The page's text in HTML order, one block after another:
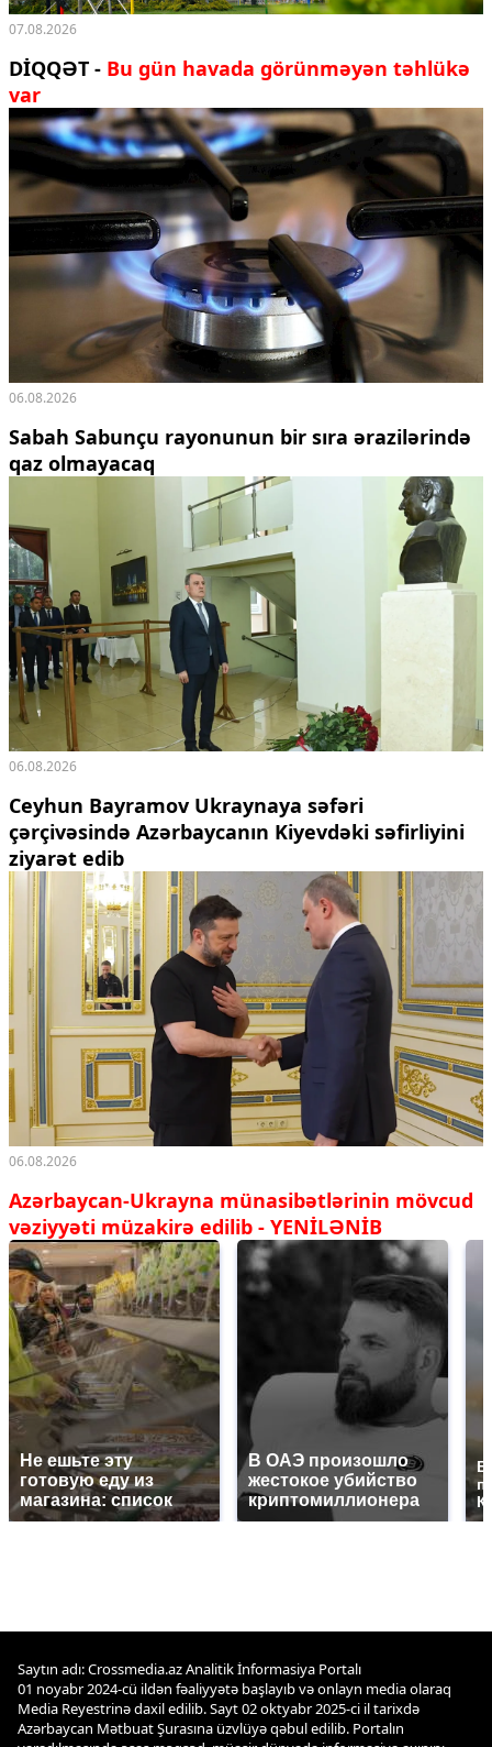
07.08.2026
DİQQƏT - Bu gün havada görünməyən təhlükə
var
06.08.2026
Sabah Sabunçu rayonunun bir sıra ərazilərində
qaz olmayacaq
06.08.2026
Ceyhun Bayramov Ukraynaya səfəri
çərçivəsində Azərbaycanın Kiyevdəki səfirliyini
ziyarət edib
06.08.2026
Azərbaycan-Ukrayna münasibətlərinin mövcud
vəziyyəti müzakirə edilib - YENİLƏNİB
Не ешьте эту
готовую еду из
магазина: список
В ОАЭ произошло
жестокое убийство
криптомиллионера
Saytın adı: Crossmedia.az Analitik İnformasiya Portalı
01 noyabr 2024-cü ildən fəaliyyətə başlayıb və onlayn media olaraq
Media Reyestrinə daxil edilib. Sayt 02 oktyabr 2025-ci il tarixdə
Azərbaycan Mətbuat Şurasına üzvlüyə qəbul edilib. Portalın